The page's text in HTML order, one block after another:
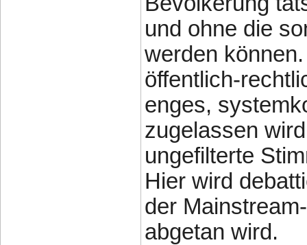
und ohne die
werden
öffentlich-
enges,
zugelassen
ungefilterte
Hier wird
der
abgetan wird.